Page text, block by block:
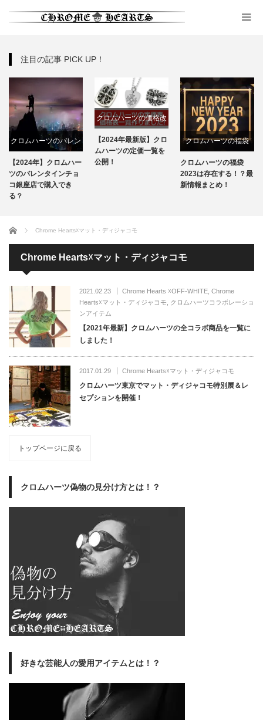
注目の記事 PICK UP！
クロムハーツのバレン
タインチョコ
【2024年】クロムハー
ツのバレンタインチョ
コ銀座店で購入でき
る？
クロムハーツの価格改
定
【2024年最新版】クロ
ムハーツの定価一覧を
公開！
クロムハーツの福袋
クロムハーツの福袋
2023は存在する！？最
新情報まとめ！
ホーム Chrome Hearts☓マット・ディジャコモ
Chrome Hearts☓マット・ディジャコモ
2021.02.23 Chrome Hearts ☓OFF-WHITE, Chrome
Hearts☓マット・ディジャコモ
クロムハーツコラボレーショ
ンアイテム
【2021年最新】クロムハーツの全コラボ商品を一覧に
しました！
2017.01.29 Chrome Hearts☓マット・ディジャコモ
クロムハーツ東京でマット・ディジャコモ特別展＆レ
セプションを開催！
トップページに戻る
クロムハーツ偽物の見分け方とは！？
好きな芸能人の愛用アイテムとは！？